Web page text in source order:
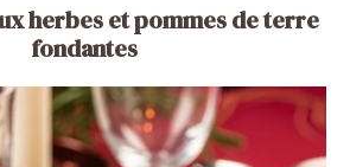
herbes et pommes de terre
fondantes